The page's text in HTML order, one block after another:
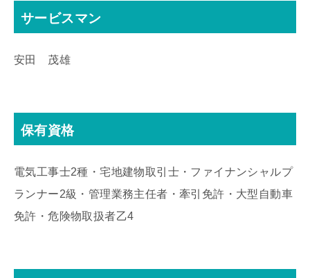
サービスマン
安田 茂雄
保有資格
電気工事士2種・宅地建物取引士・ファイナンシャルプ
ランナー2級・管理業務主任者・牽引免許・大型自動車
免許・危険物取扱者乙4